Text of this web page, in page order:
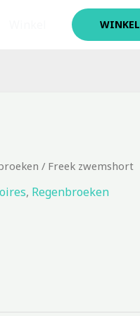
WINKEL
/ Freek zwemshort
, Regenbroeken